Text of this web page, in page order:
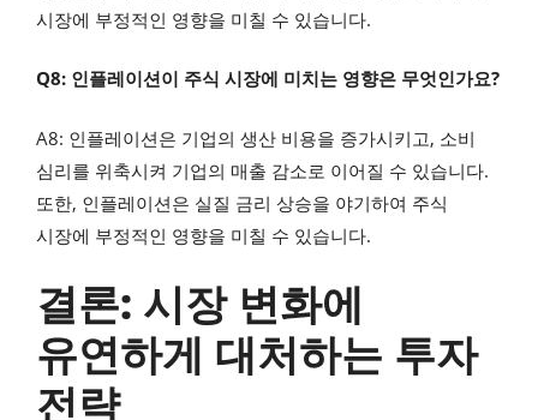
시장에 부정적인 영향을 미칠 수 있습니다.
Q8: 인플레이션이 주식 시장에 미치는 영향은 무엇인가요?
A8: 인플레이션은 기업의 생산 비용을 증가시키고, 소비
심리를 위축시켜 기업의 매출 감소로 이어질 수 있습니다.
또한, 인플레이션은 실질 금리 상승을 야기하여 주식
시장에 부정적인 영향을 미칠 수 있습니다.
결론: 시장 변화에
유연하게 대처하는 투자
전략